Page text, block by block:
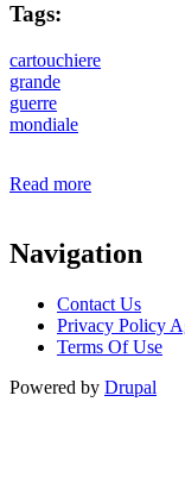
Tags:
cartouchiere
grande
guerre
mondiale
Read more
Navigation
Contact Us
Privacy Policy
Terms Of Use
Powered by Drupal